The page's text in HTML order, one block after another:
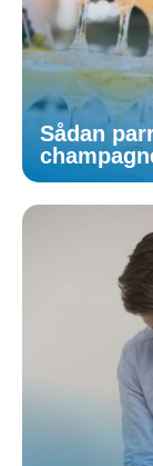
Sådan